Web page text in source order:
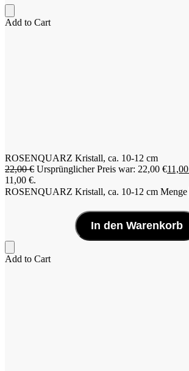
Add to Cart
ROSENQUARZ Kristall, ca. 10-12 cm
22,00€ Ursprünglicher Preis war: 22,00 €11,00
11,00 €.
ROSENQUARZ Kristall, ca. 10-12 cm Menge
In den Warenkorb
Add to Cart